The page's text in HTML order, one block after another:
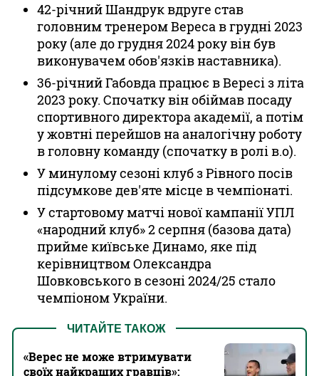
42-річний Шандрук вдруге став
головним тренером Вереса в грудні 2023
року (але до грудня 2024 року він був
виконувачем обов'язків наставника).
36-річний Габовда працює в Вересі з літа
2023 року. Спочатку він обіймав посаду
спортивного директора академії, а потім
у жовтні перейшов на аналогічну роботу
в головну команду (спочатку в ролі в.о).
У минулому сезоні клуб з Рівного посів
підсумкове дев'яте місце в чемпіонаті.
У стартовому матчі нової кампанії УПЛ
«народний клуб» 2 серпня (базова дата)
прийме київське Динамо, яке під
керівництвом Олександра
Шовковського в сезоні 2024/25 стало
чемпіоном України.
ЧИТАЙТЕ ТАКОЖ
«Верес не може втримувати
своїх найкращих гравців»: